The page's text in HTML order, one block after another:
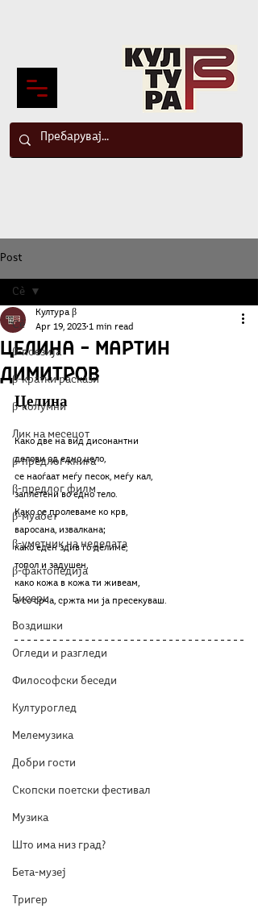
Post
Сè
β-поезија
β-кратки раскази
β-колумни
Лик на месецот
β-предлог книга
β-предлог филм
β-муабет
β-уметник на неделата
β-фактопедија
Бисери
Воздишки
Огледи и разгледи
Философски беседи
Културоглед
Мелемузика
Добри гости
Скопски поетски фестивал
Музика
Што има низ град?
Бета-музеј
Тригер
Сè
Целина – Мартин
Димитров
Култура β
Apr 19, 2023 1 min read
Целина
Како две на вид дисонантни
делови од едно цело,
се наоѓаат меѓу песок, меѓу кал,
заплетени во едно тело.
Како се пролеваме ко крв,
варосана, извалкана;
како еден здив го делиме,
топол и задушен,
како кожа в кожа ти живеам,
a со срча, сржта ми ја пресекуваш.